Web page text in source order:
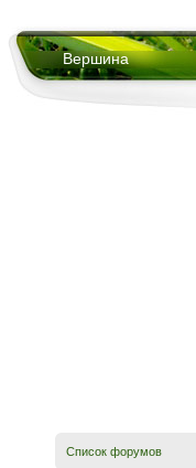
Вершина
Список форумов